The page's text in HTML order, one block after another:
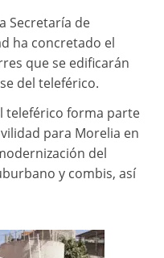
Secretaría de
ha concretado el
que se edificarán
del teleférico.
teleférico forma parte
para Morelia en
del
y combis, así